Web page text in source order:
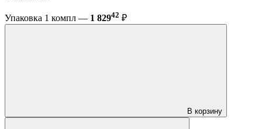
Упаковка 1 компл — 1 82942 ₽
В корзину